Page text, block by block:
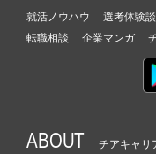
就活ノウハウ 選考体験談
転職相談
企業マンガ
ABOUT チアキャリ